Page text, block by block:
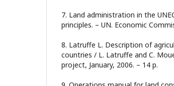
7. Land administration in the
principles. – UN. Economic
8. Latruffe L. Description of
countries / L. Latruffe and C.
project, January, 2006. – 14 р.